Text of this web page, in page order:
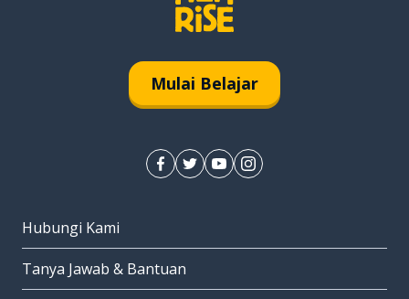
Mulai Belajar
Hubungi Kami
Tanya Jawab & Bantuan